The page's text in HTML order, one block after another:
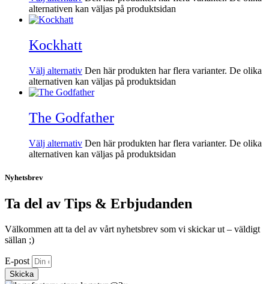
alternativen kan väljas på produktsidan
Kockhatt
Välj alternativ Den här produkten har flera varianter. De olika
alternativen kan väljas på produktsidan
The Godfather
Välj alternativ Den här produkten har flera varianter. De olika
alternativen kan väljas på produktsidan
Nyhetsbrev
Ta del av Tips & Erbjudanden
Välkommen att ta del av vårt nyhetsbrev som vi skickar ut – väldigt
sällan ;)
E-post
Skicka